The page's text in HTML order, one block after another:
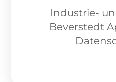
Industrie-
Beverstedt